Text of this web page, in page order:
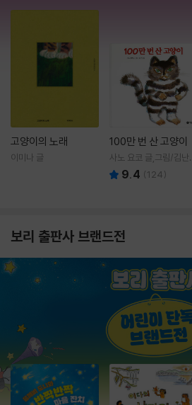
고양이의 노래
이미나 글
100만 번 산 고양이
사노 요코 글,그림/김난주
역 9.4 (124)
보리 출판사 브랜드전